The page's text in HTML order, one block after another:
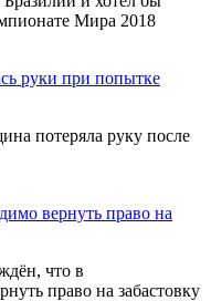
Мира 2018
руки при попытке
потеряла руку после
вернуть право на
что в
право на забастовку